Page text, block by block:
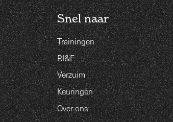
Snel naar
Trainingen
RI&E
Verzuim
Keuringen
Over ons